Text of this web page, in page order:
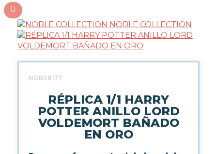
NOBLE COLLECTION
NOB08177
RÉPLICA 1/1 HARRY
POTTER ANILLO LORD
VOLDEMORT BAÑADO
EN ORO